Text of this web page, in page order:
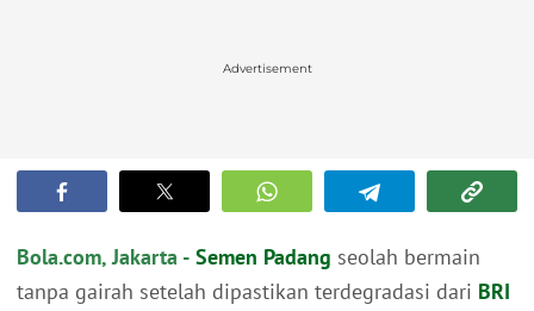
Advertisement
Bola.com, Jakarta - Semen Padang seolah bermain
tanpa gairah setelah dipastikan terdegradasi dari BRI